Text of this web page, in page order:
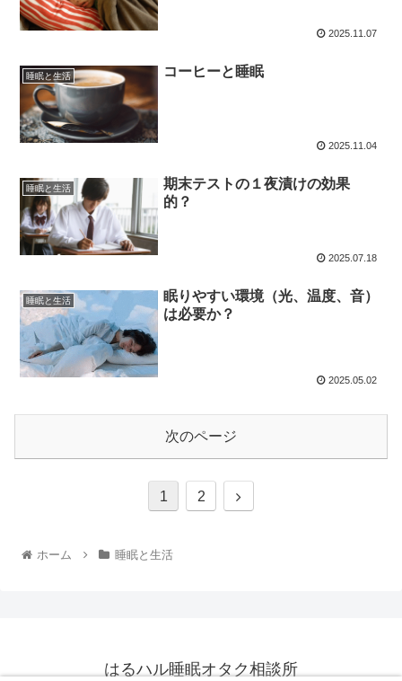
2025.11.07
睡眠と生活 コーヒーと睡眠
2025.11.04
睡眠と生活
期末テストの１夜漬けの効果
的？
2025.07.18
睡眠と生活
眠りやすい環境（光、温度、音）
は必要か？
2025.05.02
次のページ
1 2
ホーム 睡眠と生活
はるハル睡眠オタク相談所